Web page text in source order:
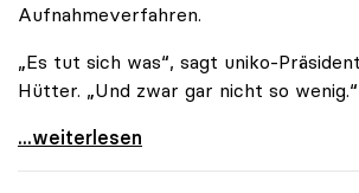
Aufnahmeverfahren.
„Es tut sich was“, sagt uniko-
Hütter. „Und zwar gar nicht so wenig.“
Reges Interesse von US-
...weiterlesen